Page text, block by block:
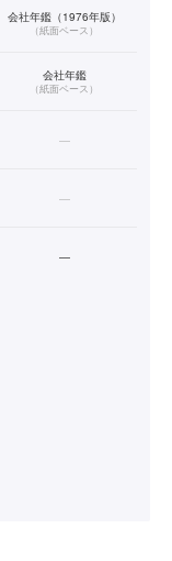
会社年鑑（1976年版）
（紙面ベース）
会社年鑑
（紙面ベース）
—
—
—